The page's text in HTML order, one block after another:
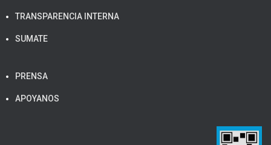
TRANSPARENCIA INTERNA
SUMATE
PRENSA
APOYANOS